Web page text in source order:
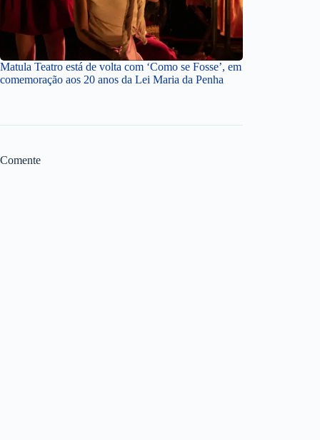
Matula Teatro está de volta com ‘Como se Fosse’, em
comemoração aos 20 anos da Lei Maria da Penha
Comente